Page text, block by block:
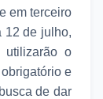
em terceiro
12 de julho,
utilizarão o
e
de dar